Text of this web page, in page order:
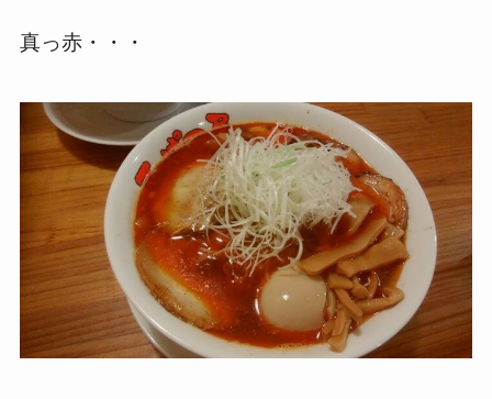
真っ赤・・・